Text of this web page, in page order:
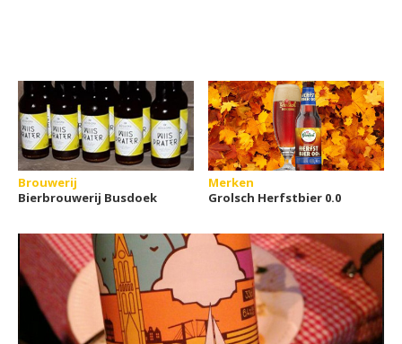
Brouwerij
Bierbrouwerij Busdoek
Merken
Grolsch Herfstbier 0.0